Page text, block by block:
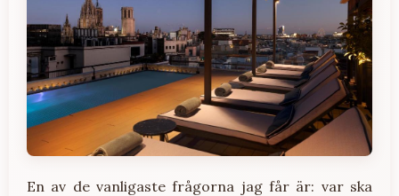
En av de vanligaste frågorna jag får är: var ska